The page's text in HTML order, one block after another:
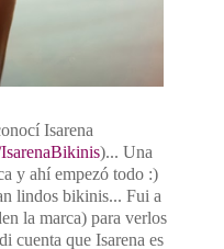
Isarena
)... Una
y ahí empezó todo :)
lindos bikinis... Fui a
la marca) para verlos
cuenta que Isarena es